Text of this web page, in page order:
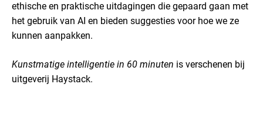
ethische en praktische uitdagingen die gepaard gaan met
het gebruik van AI en bieden suggesties voor hoe we ze
kunnen aanpakken.
Kunstmatige intelligentie in 60 minuten is verschenen bij
uitgeverij Haystack.